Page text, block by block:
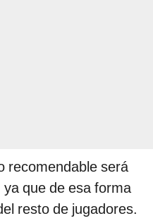
recomendable será
que de esa forma
resto de jugadores.